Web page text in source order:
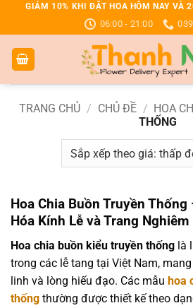
dung
GIẢM 10% KHI ĐẶT HOA HÔM NAY VÀ
06:00 - 21:00
TRANG CHỦ / CHỦ ĐỀ / HOA
THỐNG
Hoa Chia Buồn Truyền Thống
Hóa Kính Lễ và Trang Nghiêm
Hoa chia buồn kiểu truyền thống là
trong các lễ tang tại Việt Nam,
linh và lòng hiếu đạo. Các mẫu hoa
thống thường được thiết kế theo